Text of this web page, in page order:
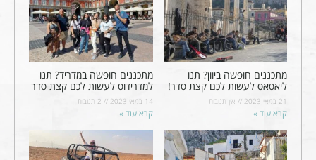
מתכננים חופשה ביוון? תנו
ליאסאס לעשות לכם קצת סדר!
21 במאי 2023 אין תגובות
קרא עוד »
מתכננים חופשה במדריד? תנו
למדרידוס לעשות לכם קצת סדר
14 במאי 2023
קרא עוד »